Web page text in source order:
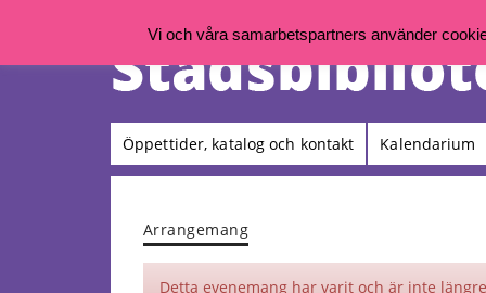
Öppettider, katalog och kontakt Kalendarium
Arrangemang
Detta evenemang har varit och är inte
Vi och våra samarbetspartners använder